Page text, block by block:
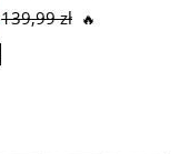
139,99 zł 🔥